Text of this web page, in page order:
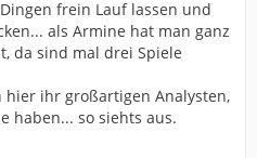
frein Lauf lassen und
als Armine hat man ganz
da sind mal drei Spiele
ihr großartigen Analysten,
haben... so siehts aus.